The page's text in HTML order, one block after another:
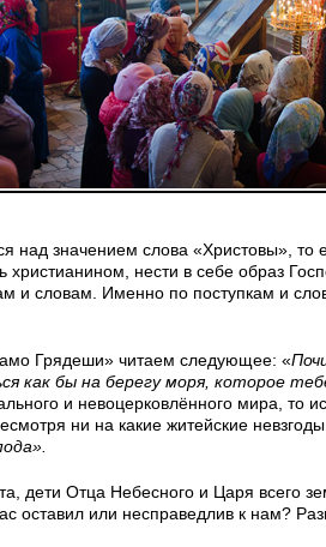
над значением слова «Христовы»,
христианином, нести в себе образ
и словам. Именно по поступкам и
Грядеши» читаем следующее: «
как бы на берегу моря, которое
и невоцерковлённого мира, то
ни на какие житейские
дети Отца Небесного и Царя всего
оставил или несправедлив к нам?